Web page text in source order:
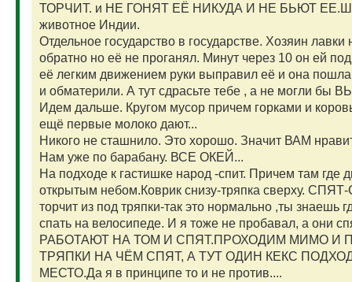
ТОРЧИТ. и НЕ ГОНЯТ ЕЁ НИКУДА И НЕ БЬЮТ
животное Индии.
Отдельное государство в государстве. Хозяин
обратно но её не проганял. Минут через 10 он ей
её легким движением руки выправил её и она
и обматерили. А тут сдрасьте тебе , а не могли бы
Идем дальше. Кругом мусор причем горками и
ещё первые молоко дают...
Никого не сташнило. Это хорошо. Значит ВАМ
Нам уже по барабану. ВСЕ ОКЕЙ...
На подходе к гастишке народ -спит. Причем там где
открытым небом.Коврик снизу-тряпка сверху.
торчит из под тряпки-так это нормально ,ты
спать на велосипеде. И я тоже не пробавал, а
РАБОТАЮТ НА ТОМ И СПЯТ.ПРОХОДИМ МИМО И
ТРЯПКИ НА ЧЁМ СПЯТ, А ТУТ ОДИН КЕКС
МЕСТО.Да я в принципе то и не против....